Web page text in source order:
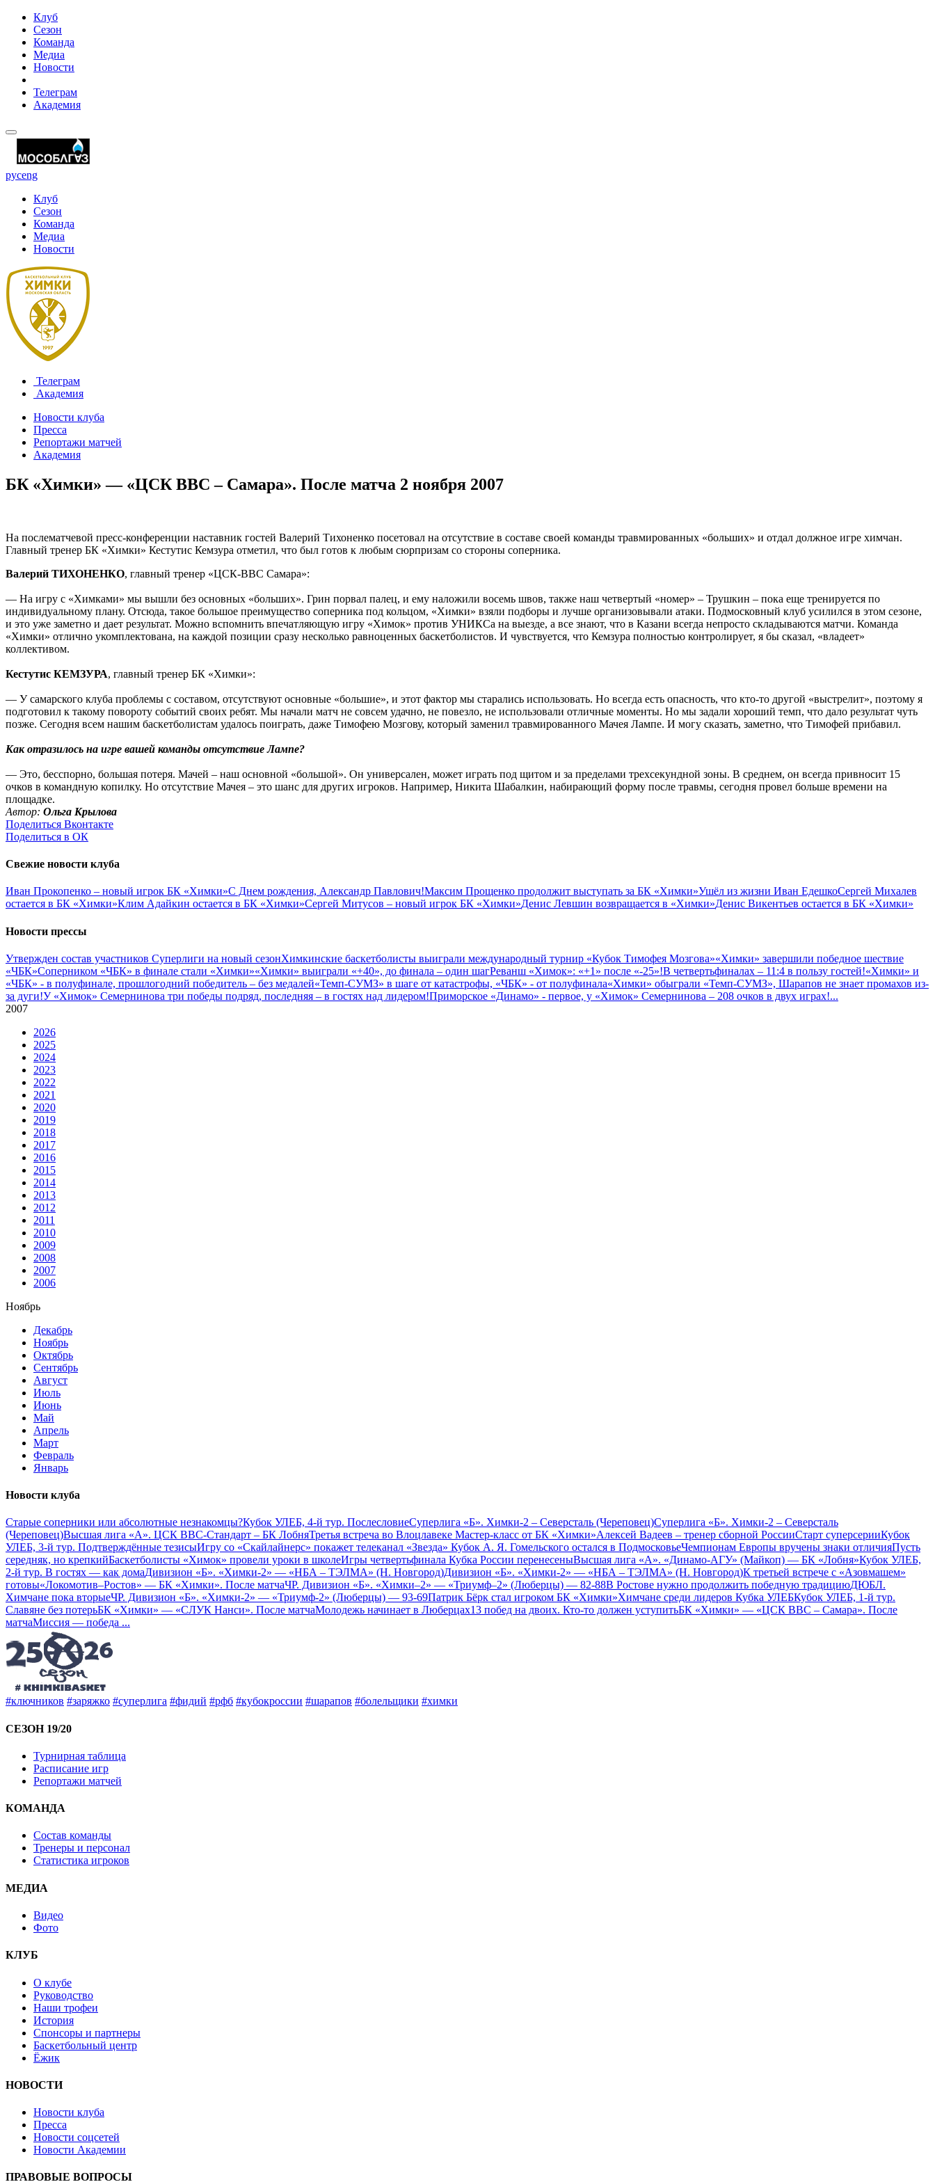
Клуб
Сезон
Команда
Медиа
Новости
Телеграм
Академия
русeng
Клуб
Сезон
Команда
Медиа
Новости
Телеграм
Академия
Новости клуба
Пресса
Репортажи матчей
Академия
БК «Химки» — «ЦСК ВВС – Самара». После матча 2 ноября 2007
На послематчевой пресс-конференции наставник гостей Валерий Тихоненко посетовал на отсутствие в составе своей команды травмированных «больших» и отдал должное игре химчан.
Главный тренер БК «Химки» Кестутис Кемзура отметил, что был готов к любым сюрпризам со стороны соперника.
Валерий ТИХОНЕНКО, главный тренер «ЦСК-ВВС Самара»:
— На игру с «Химками» мы вышли без основных «больших». Грин порвал палец, и ему наложили восемь швов, также наш четвертый «номер» – Трушкин – пока еще тренируется по
индивидуальному плану. Отсюда, такое большое преимущество соперника под кольцом, «Химки» взяли подборы и лучше организовывали атаки. Подмосковный клуб усилился в этом сезоне,
и это уже заметно и дает результат. Можно вспомнить впечатляющую игру «Химок» против УНИКСа на выезде, а все знают, что в Казани всегда непросто складываются матчи. Команда
«Химки» отлично укомплектована, на каждой позиции сразу несколько равноценных баскетболистов. И чувствуется, что Кемзура полностью контролирует, я бы сказал, «владеет»
коллективом.
Кестутис КЕМЗУРА, главный тренер БК «Химки»:
— У самарского клуба проблемы с составом, отсутствуют основные «большие», и этот фактор мы старались использовать. Но всегда есть опасность, что кто-то другой «выстрелит», поэтому я
подготовил к такому повороту событий своих ребят. Мы начали матч не совсем удачно, не повезло, не использовали отличные моменты. Но мы задали хороший темп, что дало результат чуть
позже. Сегодня всем нашим баскетболистам удалось поиграть, даже Тимофею Мозгову, который заменил травмированного Мачея Лампе. И могу сказать, заметно, что Тимофей прибавил.
Как отразилось на игре вашей команды отсутствие Лампе?
— Это, бесспорно, большая потеря. Мачей – наш основной «большой». Он универсален, может играть под щитом и за пределами трехсекундной зоны. В среднем, он всегда привносит 15
очков в командную копилку. Но отсутствие Мачея – это шанс для других игроков. Например, Никита Шабалкин, набирающий форму после травмы, сегодня провел больше времени на
площадке.
Автор: Ольга Крылова
Поделиться Вконтакте
Поделиться в ОК
Свежие новости клуба
Иван Прокопенко – новый игрок БК «Химки»С Днем рождения, Александр Павлович!Максим Прощенко продолжит выступать за БК «Химки»Ушёл из жизни Иван ЕдешкоСергей Михалев
остается в БК «Химки»Клим Адайкин остается в БК «Химки»Сергей Митусов – новый игрок БК «Химки»Денис Левшин возвращается в «Химки»Денис Викентьев остается в БК «Химки»
Новости прессы
Утвержден состав участников Cуперлиги на новый сезонХимкинские баскетболисты выиграли международный турнир «Кубок Тимофея Мозгова»«Химки» завершили победное шествие
«ЧБК»Соперником «ЧБК» в финале стали «Химки»«Химки» выиграли «+40», до финала – один шагРеванш «Химок»: «+1» после «-25»!В четвертьфиналах – 11:4 в пользу гостей!«Химки» и
«ЧБК» - в полуфинале, прошлогодний победитель – без медалей«Темп-СУМЗ» в шаге от катастрофы, «ЧБК» - от полуфинала«Химки» обыграли «Темп-СУМЗ», Шарапов не знает промахов из-
за дуги!У «Химок» Семернинова три победы подряд, последняя – в гостях над лидером!Приморское «Динамо» - первое, у «Химок» Семернинова – 208 очков в двух играх!...
2007
2026
2025
2024
2023
2022
2021
2020
2019
2018
2017
2016
2015
2014
2013
2012
2011
2010
2009
2008
2007
2006
Ноябрь
Декабрь
Ноябрь
Октябрь
Сентябрь
Август
Июль
Июнь
Май
Апрель
Март
Февраль
Январь
Новости клуба
Старые соперники или абсолютные незнакомцы?Кубок УЛЕБ, 4-й тур. ПослесловиеСуперлига «Б». Химки-2 – Северсталь (Череповец)Суперлига «Б». Химки-2 – Северсталь
(Череповец)Высшая лига «А». ЦСК ВВС-Стандарт – БК ЛобняТретья встреча во Влоцлавеке Мастер-класс от БК «Химки»Алексей Вадеев – тренер сборной РоссииСтарт суперсерииКубок
УЛЕБ, 3-й тур. Подтверждённые тезисыИгру со «Скайлайнерс» покажет телеканал «Звезда» Кубок А. Я. Гомельского остался в ПодмосковьеЧемпионам Европы вручены знаки отличияПусть
середняк, но крепкийБаскетболисты «Химок» провели уроки в школеИгры четвертьфинала Кубка России перенесеныВысшая лига «А». «Динамо-АГУ» (Майкоп) — БК «Лобня»Кубок УЛЕБ,
2-й тур. В гостях — как домаДивизион «Б». «Химки-2» — «НБА – ТЭЛМА» (Н. Новгород)Дивизион «Б». «Химки-2» — «НБА – ТЭЛМА» (Н. Новгород)К третьей встрече с «Азовмашем»
готовы«Локомотив–Ростов» — БК «Химки». После матчаЧР. Дивизион «Б». «Химки–2» — «Триумф–2» (Люберцы) — 82-88В Ростове нужно продолжить победную традициюДЮБЛ.
Химчане пока вторыеЧР. Дивизион «Б». «Химки-2» — «Триумф-2» (Люберцы) — 93-69Патрик Бёрк стал игроком БК «Химки»Химчане среди лидеров Кубка УЛЕБКубок УЛЕБ, 1-й тур.
Славяне без потерьБК «Химки» — «СЛУК Нанси». После матчаМолодежь начинает в Люберцах13 побед на двоих. Кто-то должен уступитьБК «Химки» — «ЦСК ВВС – Самара». После
матчаМиссия — победа ...
#ключников #заряжко #суперлига #фидий #рфб #кубокроссии #шарапов #болельщики #химки
СЕЗОН 19/20
Турнирная таблица
Расписание игр
Репортажи матчей
КОМАНДА
Состав команды
Тренеры и персонал
Статистика игроков
МЕДИА
Видео
Фото
КЛУБ
О клубе
Руководство
Наши трофеи
История
Спонсоры и партнеры
Баскетбольный центр
Ёжик
НОВОСТИ
Новости клуба
Пресса
Новости соцсетей
Новости Академии
ПРАВОВЫЕ ВОПРОСЫ